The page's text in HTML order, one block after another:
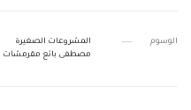
الوسوم المشروعات الصغيرة
مصطفى بائع مقرمشات